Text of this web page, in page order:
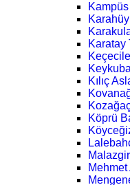
Kampüs
Karatay
Kılıç
Köprü
Mehmet